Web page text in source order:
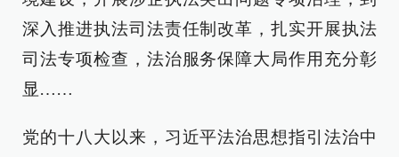
深入推进执法司法责任制改革，扎实开展执法
司法专项检查，法治服务保障大局作用充分彰
显……
党的十八大以来，习近平法治思想指引法治中